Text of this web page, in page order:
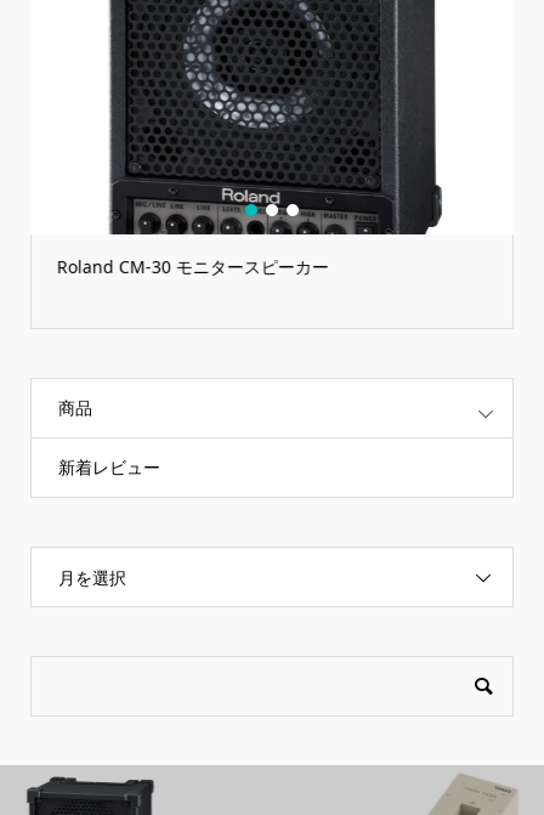
Roland CM-30 モニタースピーカー
1 2 3
商品
新着レビュー
月を選択